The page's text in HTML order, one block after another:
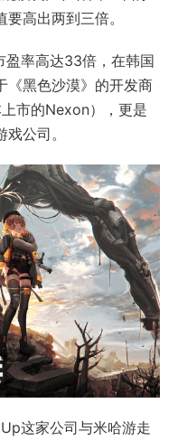
高出两到三倍。
盈率高达33倍，在韩国
《黑色沙漠》的开发商
市的Nexon），更是
公司。
这家公司与米哈游走